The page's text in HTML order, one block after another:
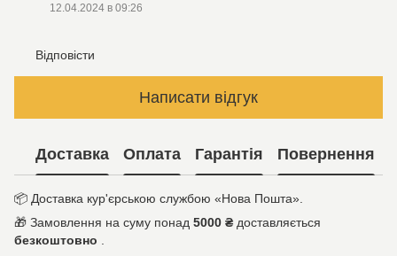
12.04.2024 в 09:26
Відповісти
Написати відгук
Доставка Оплата Гарантія Повернення
📦 Доставка кур'єрською службою «Нова Пошта».
🎁 Замовлення на суму понад 5000 ₴ доставляється
безкоштовно